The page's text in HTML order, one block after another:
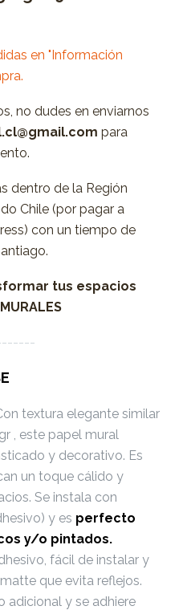
en "Información
no dudes en enviarnos
para
dentro de la Región
Chile (por pagar a
con un tiempo de
tus espacios
textura elegante similar
, este papel mural
y decorativo. Es
un toque cálido y
Se instala con
y es perfecto
y/o pintados.
fácil de instalar y
que evita reflejos.
adicional y se adhiere